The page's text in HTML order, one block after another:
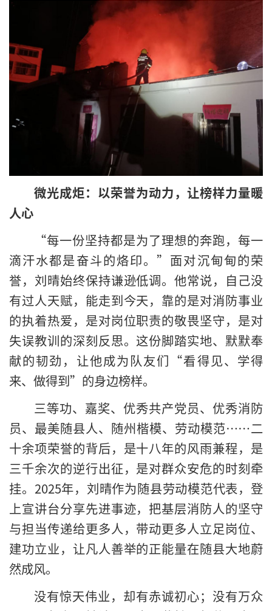
微光成炬：以荣誉为动力，让榜样力量暖
人心
“每一份坚持都是为了理想的奔跑，每一
滴汗水都是奋斗的烙印。”面对沉甸甸的荣
誉，刘晴始终保持谦逊低调。他常说，自己没
有过人天赋，能走到今天，靠的是对消防事业
的执着热爱，是对岗位职责的敬畏坚守，是对
失误教训的深刻反思。这份脚踏实地、默默奉
献的韧劲，让他成为队友们“看得见、学得
来、做得到”的身边榜样。
三等功、嘉奖、优秀共产党员、优秀消防
员、最美随县人、随州楷模、劳动模范……二
十余项荣誉的背后，是十八年的风雨兼程，是
三千余次的逆行出征，是对群众安危的时刻牵
挂。2025年，刘晴作为随县劳动模范代表，登
上宣讲台分享先进事迹，把基层消防人的坚守
与担当传递给更多人，带动更多人立足岗位、
建功立业，让凡人善举的正能量在随县大地蔚
然成风。
没有惊天伟业，却有赤诚初心；没有万众